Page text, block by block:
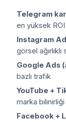
Telegram
en yüksek
Instagram
görsel
Google Ads
bazlı trafik
YouTube +
marka bilinirliği
Facebook +